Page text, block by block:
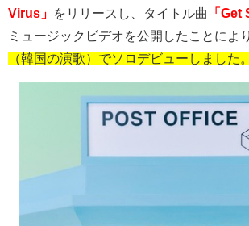
Virus」
をリリースし、タイトル曲 「Get
ミュージックビデオを公開したことによ
（韓国の演歌）でソロデビューしました。